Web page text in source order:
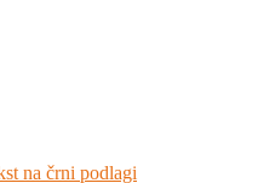
na črni podlagi